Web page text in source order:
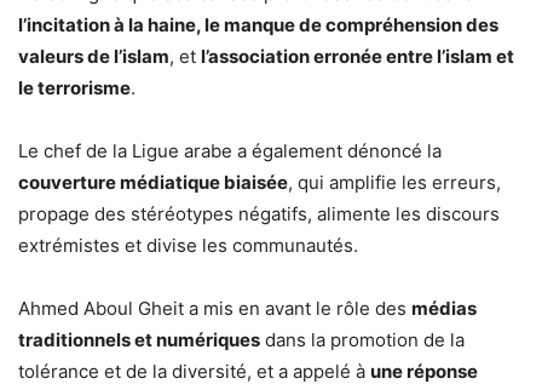
l’incitation à la haine, le manque de compréhension des
valeurs de l’islam, et l’association erronée entre l’islam et
le terrorisme.
Le chef de la Ligue arabe a également dénoncé la
couverture médiatique biaisée, qui amplifie les erreurs,
propage des stéréotypes négatifs, alimente les discours
extrémistes et divise les communautés.
Ahmed Aboul Gheit a mis en avant le rôle des médias
traditionnels et numériques dans la promotion de la
tolérance et de la diversité, et a appelé à une réponse